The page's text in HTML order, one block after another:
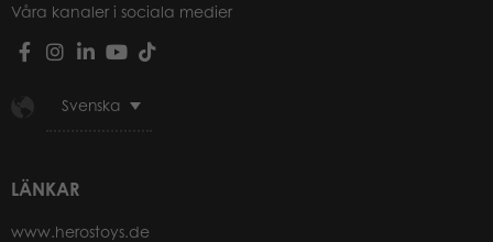
Våra kanaler i sociala medier
Svenska
LÄNKAR
www.herostoys.de